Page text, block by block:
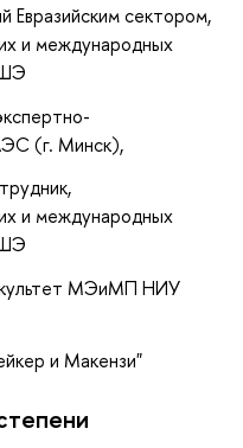
сектором,
и международных
(г. Минск),
и международных
МЭиМП НИУ
и Макензи"